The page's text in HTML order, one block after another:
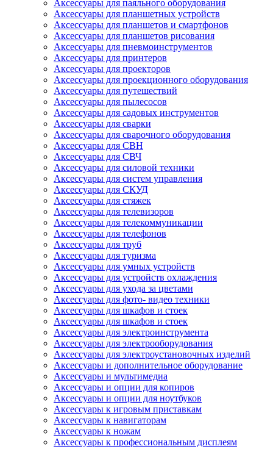
Аксессуары для паяльного оборудования
Аксессуары для планшетных устройств
Аксессуары для планшетов и смартфонов
Аксессуары для планшетов рисования
Аксессуары для пневмоинструментов
Аксессуары для принтеров
Аксессуары для проекторов
Аксессуары для проекционного оборудования
Аксессуары для путешествий
Аксессуары для пылесосов
Аксессуары для садовых инструментов
Аксессуары для сварки
Аксессуары для сварочного оборудования
Аксессуары для СВН
Аксессуары для СВЧ
Аксессуары для силовой техники
Аксессуары для систем управления
Аксессуары для СКУД
Аксессуары для стяжек
Аксессуары для телевизоров
Аксессуары для телекоммуникации
Аксессуары для телефонов
Аксессуары для труб
Аксессуары для туризма
Аксессуары для умных устройств
Аксессуары для устройств охлаждения
Аксессуары для ухода за цветами
Аксессуары для фото- видео техники
Аксессуары для шкафов и стоек
Аксессуары для шкафов и стоек
Аксессуары для электроинструмента
Аксессуары для электрооборудования
Аксессуары для электроустановочных изделий
Аксессуары и дополнительное оборудование
Аксессуары и мультимедиа
Аксессуары и опции для копиров
Аксессуары и опции для ноутбуков
Аксессуары к игровым приставкам
Аксессуары к навигаторам
Аксессуары к ножам
Аксессуары к профессиональным дисплеям